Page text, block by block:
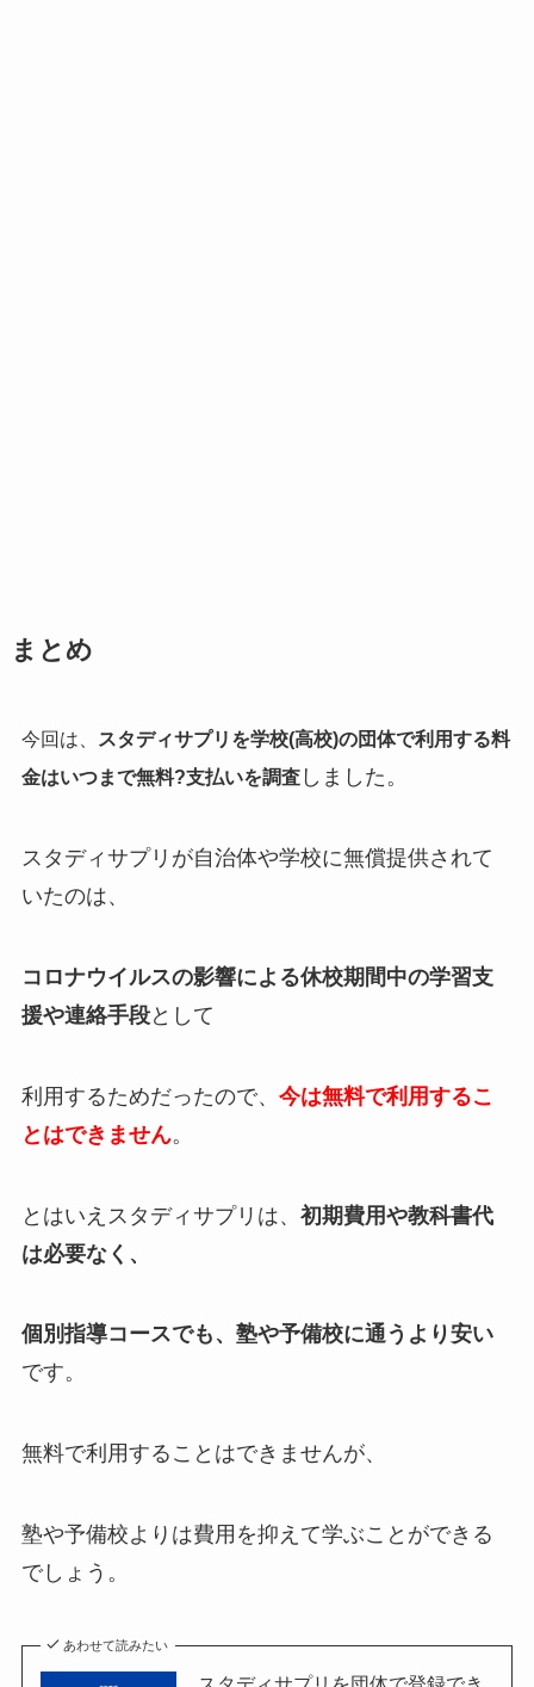
まとめ
今回は、
スタディサプリを学校(高校)の団体で利用する料
金はいつまで無料?支払いを調査しました。
スタディサプリが自治体や学校に無償提供されて
いたのは、
コロナウイルスの影響による休校期間中の学習支
援や連絡手段として
利用するためだったので、 今は無料で利用するこ
とはできません。
とはいえスタディサプリは、 初期費用や教科書代
は必要なく、
個別指導コースでも、塾や予備校に通うより安い
です。
無料で利用することはできませんが、
塾や予備校よりは費用を抑えて学ぶことができる
でしょう。
あわせて読みたい